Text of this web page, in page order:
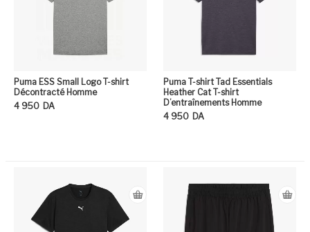
Puma ESS Small Logo T-shirt
Décontracté Homme
4 950 DA
Puma T-shirt Tad Essentials
Heather Cat T-shirt
D’entraînements Homme
4 950 DA